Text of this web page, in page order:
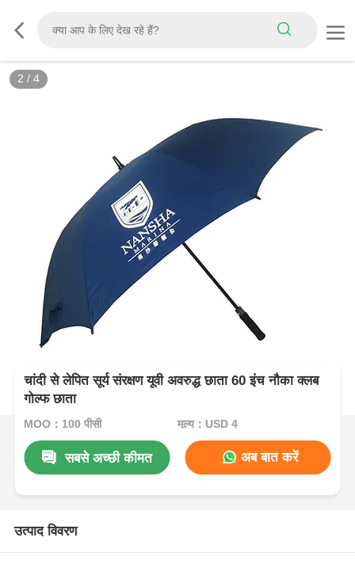
2 / 4
चांदी से लेपित सूर्य संरक्षण यूवी अवरुद्ध छाता 60 इंच नौका क्लब
गोल्फ छाता
MOQ：100 पीसी मूल्य：USD 4
सबसे अच्छी कीमत अब बात करें
उत्पाद विवरण